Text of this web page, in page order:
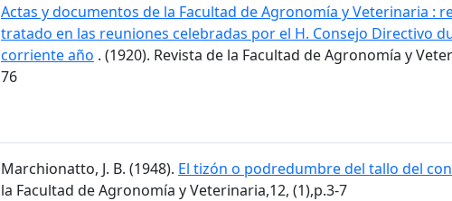
Actas y documentos de la Facultad de Agronomía y Veterinaria :
tratado en las reuniones celebradas por el H. Consejo Directivo
corriente año . (1920). Revista de la Facultad de Agronomía y
76
Marchionatto, J. B. (1948). El tizón o podredumbre del tallo del
la Facultad de Agronomía y Veterinaria,12, (1),p.3-7